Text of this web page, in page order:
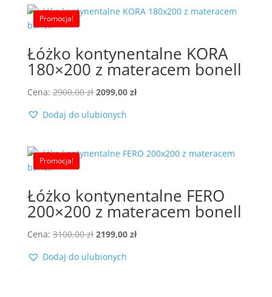
Promocja!
Łóżko kontynentalne KORA
180×200 z materacem bonell
Cena: 2900,00zł Pierwotna
wynosiła:
2099,00 złAktualna
Dodaj do ulubionych
Promocja!
Łóżko kontynentalne FERO
200×200 z materacem bonell
Cena: 3100,00zł Pierwotna
wynosiła:
2199,00 złAktualna
Dodaj do ulubionych